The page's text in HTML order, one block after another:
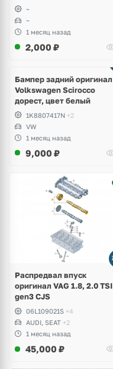
~
~
1 месяц назад
2,000 ₽
Бампер задний оригинал
Volkswagen Scirocco
дорест, цвет белый
1K8807417N +2
VW
1 месяц назад
9,000 ₽
Распредвал впуск
оригинал VAG 1.8, 2.0 TSI
gen3 CJS
06L109021S +4
AUDI, SEAT +2
1 месяц назад
45,000 ₽
2 фото